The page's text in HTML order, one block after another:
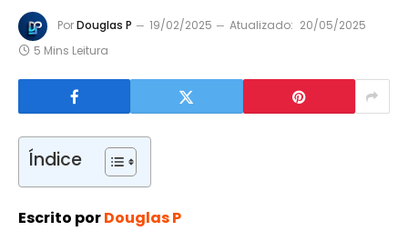
PorDouglas P 19/02/2025 Atualizado: 20/05/2025
5 Mins Leitura
Índice
Escrito porDouglas P